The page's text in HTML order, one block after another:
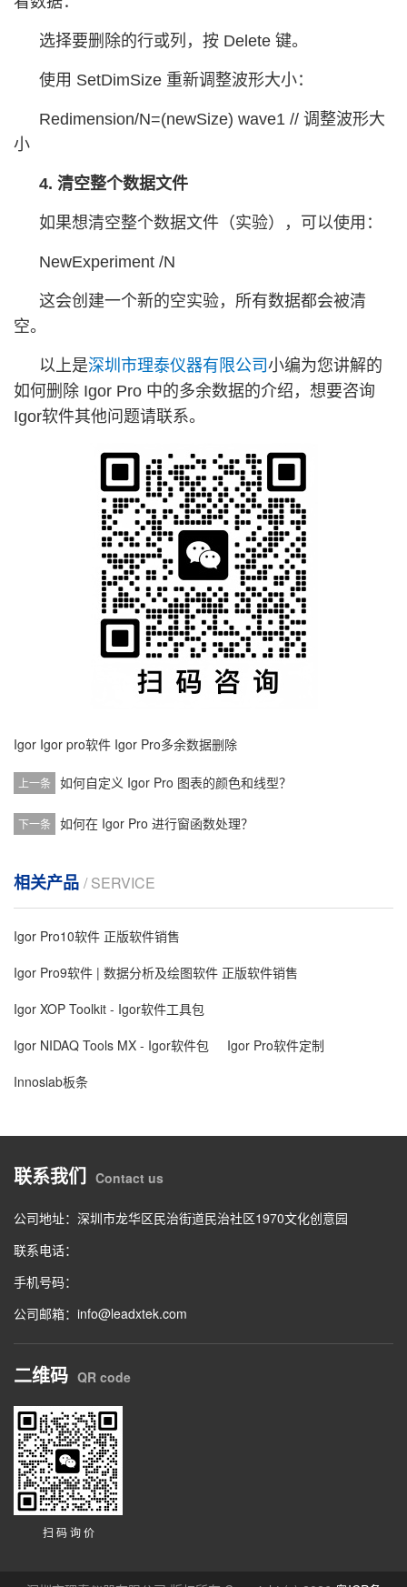
选择要删除的行或列，按 Delete 键。
使用 SetDimSize 重新调整波形大小：
Redimension/N=(newSize) wave1 // 调整波形大
小
4. 清空整个数据文件
如果想清空整个数据文件（实验），可以使用：
NewExperiment /N
这会创建一个新的空实验，所有数据都会被清
空。
以上是深圳市理泰仪器有限公司 小编为您讲解的
如何删除 Igor Pro 中的多余数据的介绍，想要咨询
Igor软件其他问题请联系。
Igor Igor pro软件 Igor Pro多余数据删除
上一条 如何自定义 Igor Pro 图表的颜色和线型？
下一条 如何在 Igor Pro 进行窗函数处理？
相关产品 / SERVICE
Igor Pro10软件 正版软件销售
Igor Pro9软件 | 数据分析及绘图软件 正版软件销售
Igor XOP Toolkit - Igor软件工具包
Igor NIDAQ Tools MX - Igor软件包
Igor Pro软件定制
Innoslab板条
联系我们 Contact us
公司地址：深圳市龙华区民治街道民治社区1970文化创意园
联系电话：
手机号码：
公司邮箱：info@leadxtek.com
二维码 QR code
扫 码 询 价